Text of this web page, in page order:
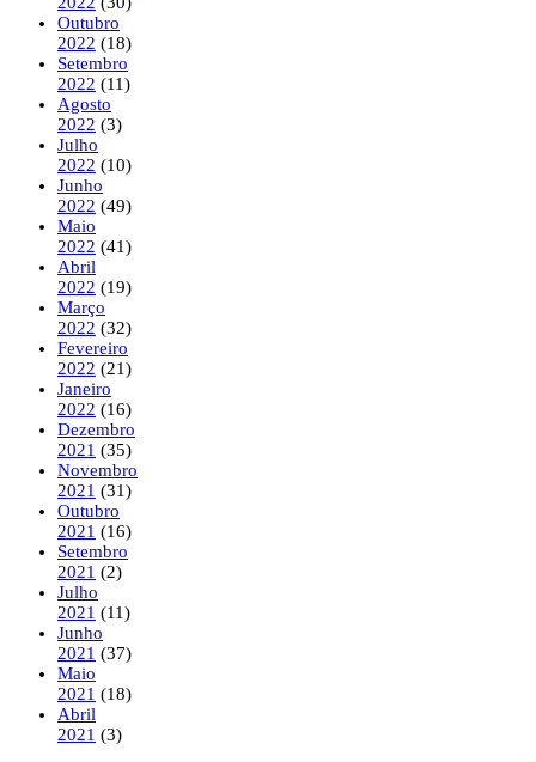
Outubro
2022 (18)
Setembro
2022 (11)
Agosto
2022 (3)
Julho
2022 (10)
Junho
2022 (49)
Maio
2022 (41)
Abril
2022 (19)
Março
2022 (32)
Fevereiro
2022 (21)
Janeiro
2022 (16)
Dezembro
2021 (35)
Novembro
2021 (31)
Outubro
2021 (16)
Setembro
2021 (2)
Julho
2021 (11)
Junho
2021 (37)
Maio
2021 (18)
Abril
2021 (3)